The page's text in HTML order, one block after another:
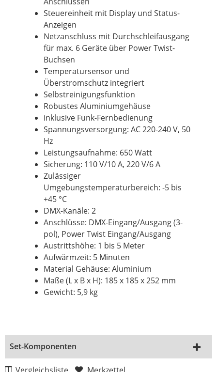
Steuereinheit mit Display und Status-
Anzeigen
Netzanschluss mit Durchschleifausgang
für max. 6 Geräte über Power Twist-
Buchsen
Temperatursensor und
Überstromschutz integriert
Selbstreinigungsfunktion
Robustes Aluminiumgehäuse
inklusive Funk-Fernbedienung
Spannungsversorgung: AC 220-240 V, 50
Hz
Leistungsaufnahme: 650 Watt
Sicherung: 110 V/10 A, 220 V/6 A
Zulässiger
Umgebungstemperaturbereich: -5 bis
+45 °C
DMX-Kanäle: 2
Anschlüsse: DMX-Eingang/Ausgang (3-
pol), Power Twist Eingang/Ausgang
Austrittshöhe: 1 bis 5 Meter
Aufwärmzeit: 5 Minuten
Material Gehäuse: Aluminium
Maße (L x B x H): 185 x 185 x 252 mm
Gewicht: 5,9 kg
Set-Komponenten
(16)